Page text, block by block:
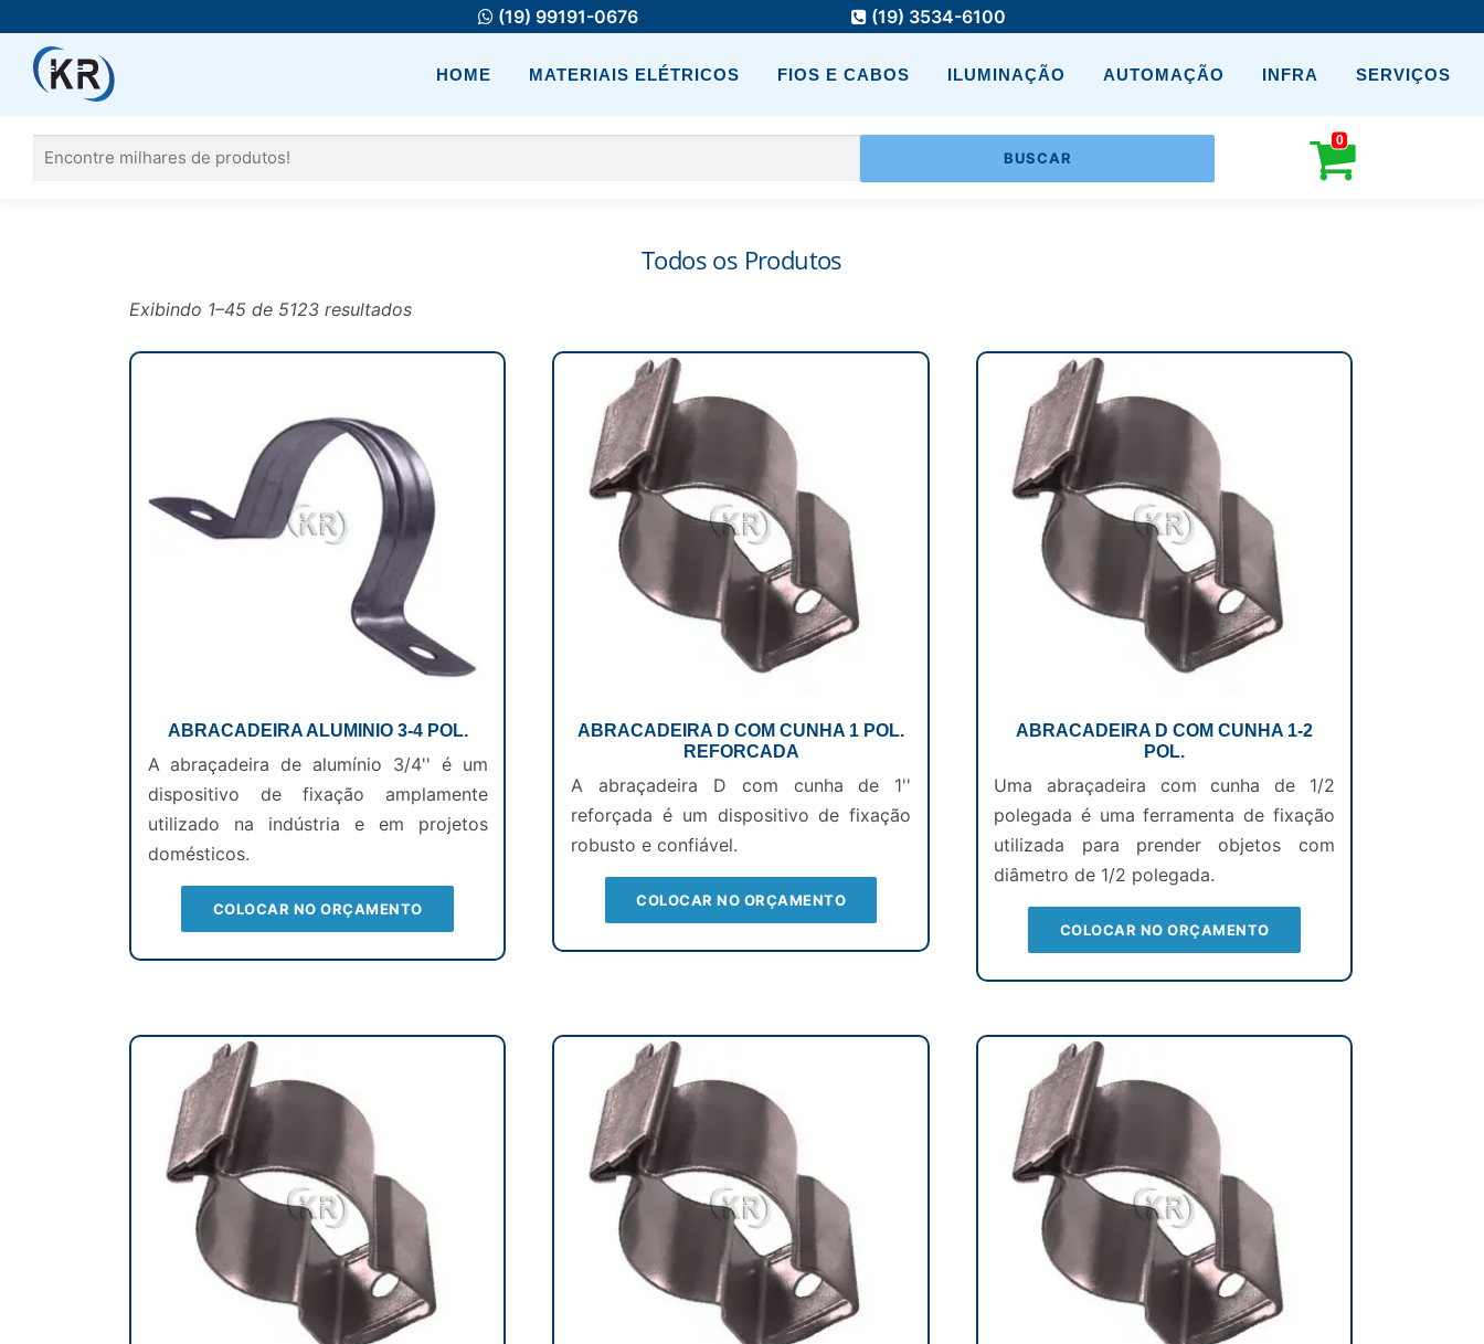
(19) 99191-0676 (19) 3534-6100
HOME MATERIAIS ELÉTRICOS FIOS E CABOS ILUMINAÇÃO AUTOMAÇÃO INFRA SERVIÇOS
Pesquisar
0
Todos os Produtos
Exibindo 1–45 de 5123 resultados
ABRACADEIRA ALUMINIO 3-4 POL.
A abraçadeira de alumínio 3/4'' é um
dispositivo de fixação amplamente
utilizado na indústria e em projetos
domésticos.
COLOCAR NO ORÇAMENTO
ABRACADEIRA D COM CUNHA 1 POL.
REFORCADA
A abraçadeira D com cunha de 1''
reforçada é um dispositivo de fixação
robusto e confiável.
COLOCAR NO ORÇAMENTO
ABRACADEIRA D COM CUNHA 1-2
POL.
Uma abraçadeira com cunha de 1/2
polegada é uma ferramenta de fixação
utilizada para prender objetos com
diâmetro de 1/2 polegada.
COLOCAR NO ORÇAMENTO